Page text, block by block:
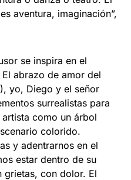
aventura, imaginación”,
se inspira en el
abrazo de amor del
yo, Diego y el señor
surrealistas para
como un árbol
colorido.
y adentrarnos en el
estar dentro de su
con dolor. El